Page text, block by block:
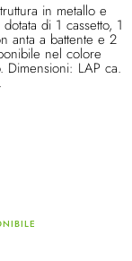
in metallo e
di 1 cassetto, 1
anta a battente e 2
nel colore
Dimensioni: LAP ca.